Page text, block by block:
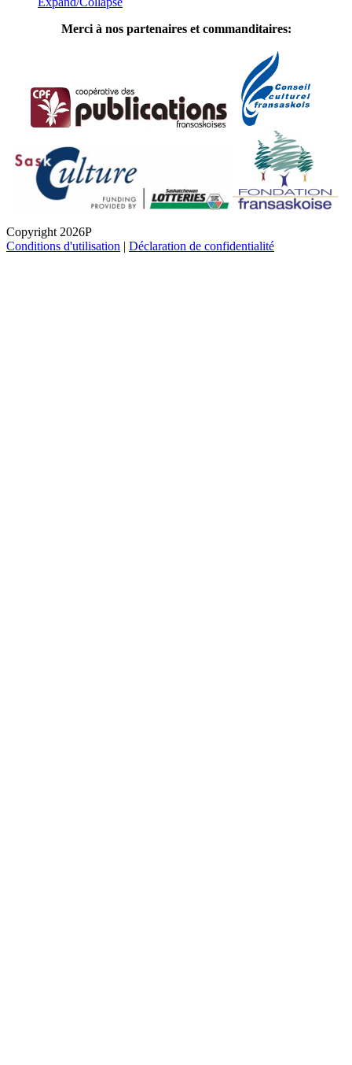
Merci à nos partenaires et commanditaires:
Copyright 2026P
Conditions d'utilisation | Déclaration de confidentialité